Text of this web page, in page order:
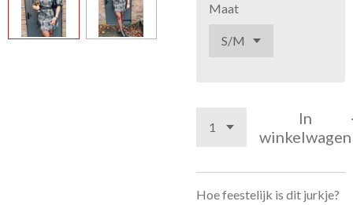
Maat
In
winkelwagen
Hoe feestelijk is dit jurkje?